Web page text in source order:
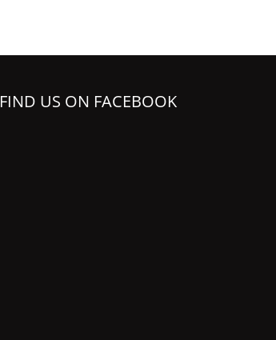
FIND US ON FACEBOOK